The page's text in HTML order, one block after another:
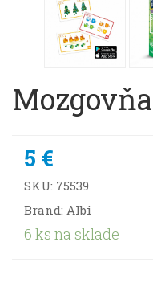
5 €
SKU: 75539
Brand: Albi
6 ks na sklade